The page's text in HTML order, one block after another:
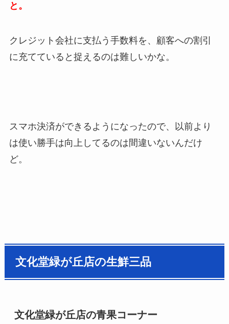
と。
クレジット会社に支払う手数料を、顧客への割引
に充てていると捉えるのは難しいかな。
スマホ決済ができるようになったので、以前より
は使い勝手は向上してるのは間違いないんだけ
ど。
文化堂緑が丘店の生鮮三品
文化堂緑が丘店の青果コーナー